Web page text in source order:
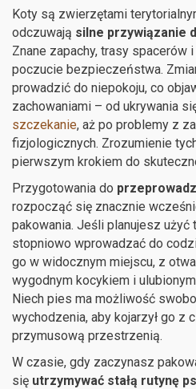
Koty są zwierzętami
odczuwają silne przywiązanie
Znane zapachy, trasy spacerów
poczucie bezpieczeństwa.
prowadzić do niepokoju, co
zachowaniami – od ukrywania
szczekanie, aż po problemy z
fizjologicznych. Zrozumienie
pierwszym krokiem do
Przygotowania do
rozpocząć się znacznie
pakowania. Jeśli planujesz użyć
stopniowo wprowadzać do
go w widocznym miejscu, z
wygodnym kocykiem i
Niech pies ma możliwość
wychodzenia, aby kojarzył go z
przymusową przestrzenią.
W czasie, gdy zaczynasz
się utrzymywać stałą rutynę